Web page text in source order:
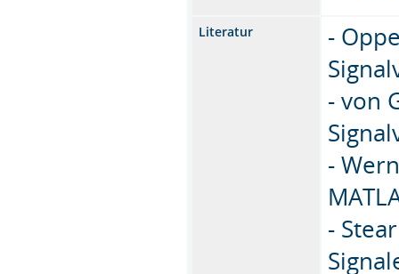
Literatur
-
- von
-
-